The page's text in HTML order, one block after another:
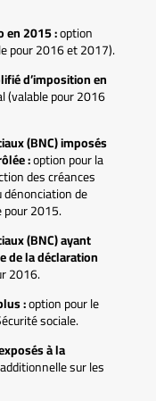
en 2015 :option
pour 2016 et 2017).
d’imposition en
(valable pour 2016
(BNC) imposés
:option pour la
des créances
dénonciation de
pour 2015.
(BNC) ayant
de la déclaration
2016.
:option pour le
sociale.
à la
sur les